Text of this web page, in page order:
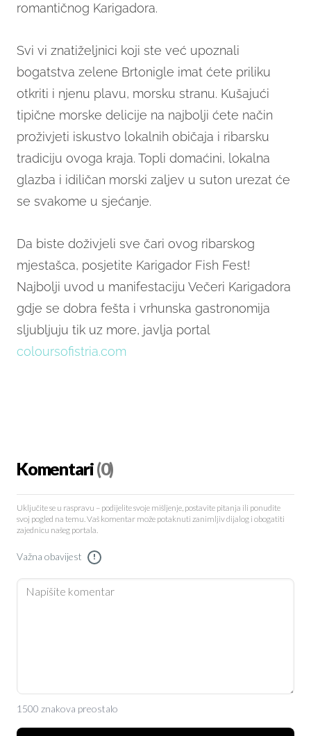
romantičnog Karigadora.
Svi vi znatiželjnici koji ste već upoznali
bogatstva zelene Brtonigle imat ćete priliku
otkriti i njenu plavu, morsku stranu. Kušajući
tipične morske delicije na najbolji ćete način
proživjeti iskustvo lokalnih običaja i ribarsku
tradiciju ovoga kraja. Topli domaćini, lokalna
glazba i idiličan morski zaljev u suton urezat će
se svakome u sjećanje.
Da biste doživjeli sve čari ovog ribarskog
mjestašca, posjetite Karigador Fish Fest!
Najbolji uvod u manifestaciju Večeri Karigadora
gdje se dobra fešta i vrhunska gastronomija
sljubljuju tik uz more, javlja portal
coloursofistria.com
Komentari(0)
Uključite se u raspravu – podijelite svoje mišljenje, postavite pitanja ili ponudite
svoj pogled na temu. Vaš komentar može potaknuti zanimljiv dijalog i obogatiti
zajednicu našeg portala.
Važna obavijest !
1500 znakova preostalo